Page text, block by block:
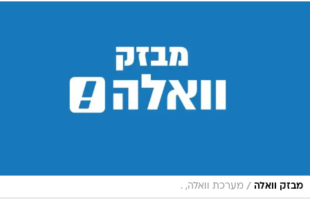
מבזק וואלה / מערכת וואלה, .